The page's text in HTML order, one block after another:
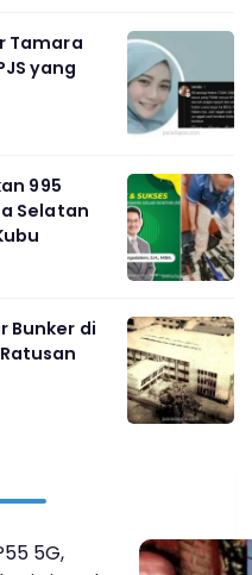
Tamara
yang
995
Selatan
Bunker di